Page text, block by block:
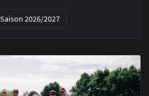
Saison 2026/2027